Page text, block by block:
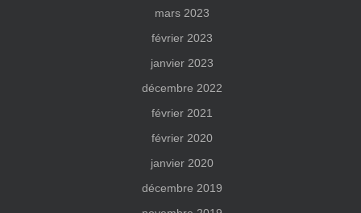
mars 2023
février 2023
janvier 2023
décembre 2022
février 2021
février 2020
janvier 2020
décembre 2019